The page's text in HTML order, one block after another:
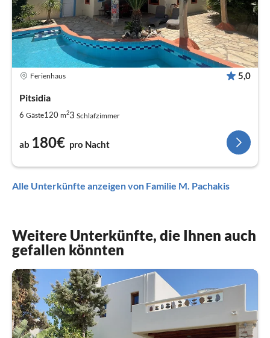
Ferienhaus 5,0
Pitsidia
6 Gäste120 m23 Schlafzimmer
ab 180€ pro Nacht
Alle Unterkünfte anzeigen von Familie M. Pachakis
Weitere Unterkünfte, die Ihnen auch
gefallen könnten